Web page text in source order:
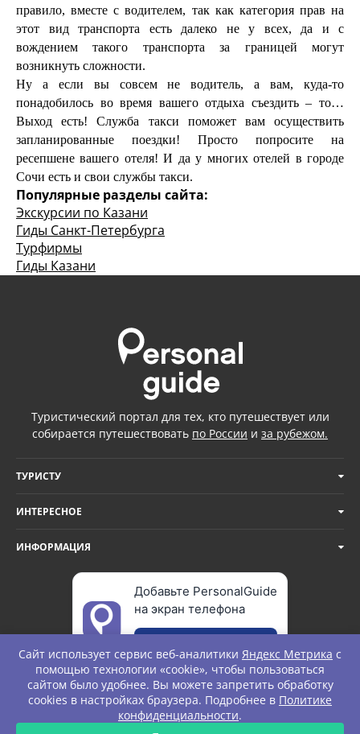
правило, вместе с водителем, так как категория прав на
этот вид транспорта есть далеко не у всех, да и с
вождением такого транспорта за границей могут
возникнуть сложности.
Ну а если вы совсем не водитель, а вам, куда-то
понадобилось во время вашего отдыха съездить – то…
Выход есть! Служба такси поможет вам осуществить
запланированные поездки! Просто попросите на
ресепшене вашего отеля! И да у многих отелей в городе
Сочи есть и свои службы такси.
Популярные разделы сайта:
Экскурсии по Казани
Гиды Санкт-Петербурга
Турфирмы
Гиды Казани
Туристический портал для тех, кто путешествует или
собирается путешествовать по России и за рубежом.
ТУРИСТУ
ИНТЕРЕСНОЕ
ИНФОРМАЦИЯ
Добавьте PersonalGuide
на экран телефона
© Personal Guide. All rights Reserved.
Сайт использует сервис веб-аналитики Яндекс Метрика с
помощью технологии «cookie», чтобы пользоваться
сайтом было удобнее. Вы можете запретить обработку
cookies в настройках браузера. Подробнее в Политике
конфиденциальности.
ЗАПРОС